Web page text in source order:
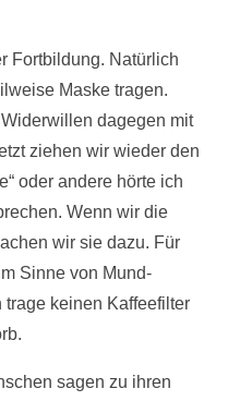
Fortbildung. Natürlich
Maske tragen.
dagegen mit
ziehen wir wieder den
oder andere hörte ich
Wenn wir die
wir sie dazu. Für
Sinne von Mund-
trage keinen Kaffeefilter
sagen zu ihren